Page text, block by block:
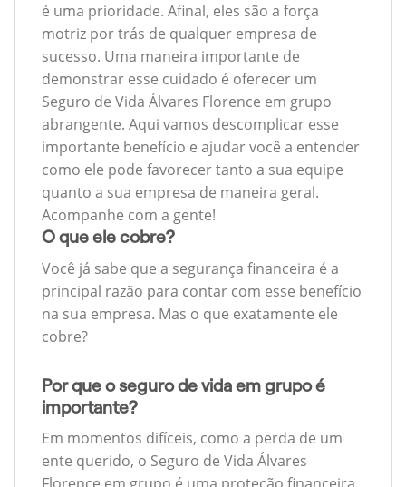
é uma prioridade. Afinal, eles são a força
motriz por trás de qualquer empresa de
sucesso. Uma maneira importante de
demonstrar esse cuidado é oferecer um
Seguro de Vida Álvares Florence em grupo
abrangente. Aqui vamos descomplicar esse
importante benefício e ajudar você a entender
como ele pode favorecer tanto a sua equipe
quanto a sua empresa de maneira geral.
Acompanhe com a gente!
O que ele cobre?
Você já sabe que a segurança financeira é a
principal razão para contar com esse benefício
na sua empresa. Mas o que exatamente ele
cobre?
Por que o seguro de vida em grupo é
importante?
Em momentos difíceis, como a perda de um
ente querido, o Seguro de Vida Álvares